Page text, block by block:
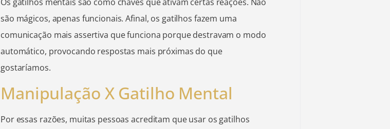
são mágicos, apenas funcionais. Afinal, os gatilhos fazem uma
comunicação mais assertiva que funciona porque destravam o modo
automático, provocando respostas mais próximas do que
gostaríamos.
Manipulação X Gatilho Mental
Por essas razões, muitas pessoas acreditam que usar os gatilhos